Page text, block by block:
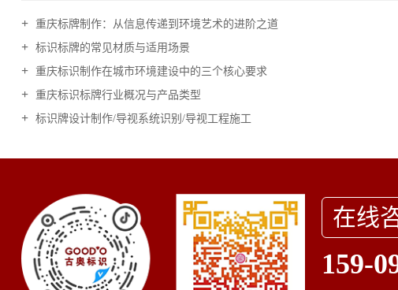
重庆标牌制作：从信息传递到环境艺术的进阶之道
标识标牌的常见材质与适用场景
重庆标识制作在城市环境建设中的三个核心要求
重庆标识标牌行业概况与产品类型
标识牌设计制作/导视系统识别/导视工程施工
在线
159-